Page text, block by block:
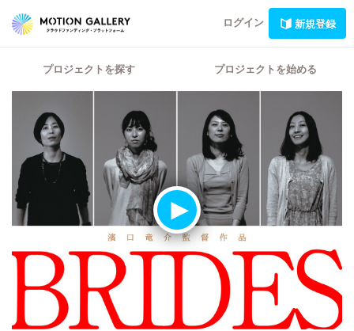
ログイン 新規登録
プロジェクトを探す プロジェクトを始める